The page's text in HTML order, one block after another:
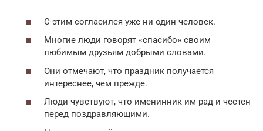
С этим согласился уже ни один человек.
Многие люди говорят «спасибо» своим
любимым друзьям добрыми словами.
Они отмечают, что праздник получается
интереснее, чем прежде.
Люди чувствуют, что именинник им рад и честен
перед поздравляющими.